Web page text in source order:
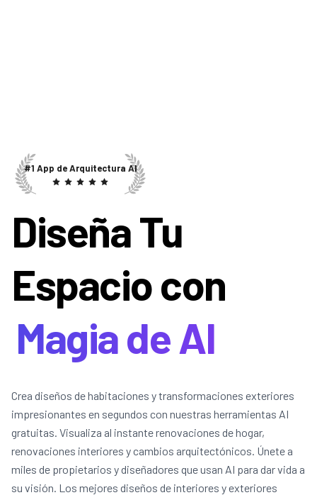
#1 App de Arquitectura AI
Diseña Tu
Espacio con
Magia de AI
Crea diseños de habitaciones y transformaciones exteriores
impresionantes en segundos con nuestras herramientas AI
gratuitas. Visualiza al instante renovaciones de hogar,
renovaciones interiores y cambios arquitectónicos. Únete a
miles de propietarios y diseñadores que usan AI para dar vida a
su visión. Los mejores diseños de interiores y exteriores